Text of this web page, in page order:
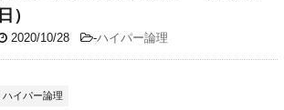
日）
2020/10/28 -ハイパー論理
ハイパー論理